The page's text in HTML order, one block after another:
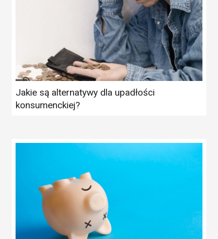
Jakie są alternatywy dla upadłości
konsumenckiej?